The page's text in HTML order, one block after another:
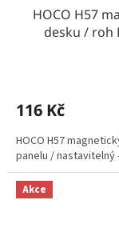
HOCO H57
desku / roh
116 Kč
HOCO H57
panelu / nastavitelný
Akce